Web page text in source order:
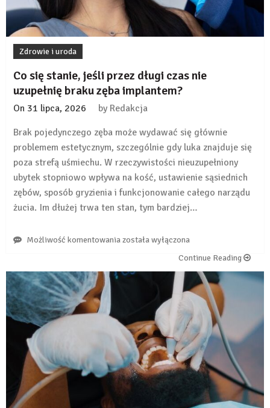
Zdrowie i uroda
Co się stanie, jeśli przez długi czas nie
uzupełnię braku zęba implantem?
On 31 lipca, 2026 by Redakcja
Brak pojedynczego zęba może wydawać się głównie
problemem estetycznym, szczególnie gdy luka znajduje się
poza strefą uśmiechu. W rzeczywistości nieuzupełniony
ubytek stopniowo wpływa na kość, ustawienie sąsiednich
zębów, sposób gryzienia i funkcjonowanie całego narządu
żucia. Im dłużej trwa ten stan, tym bardziej…
Możliwość komentowaniaCo
jeśli
nie
uzupełnię
braku
zęba
implantem?
została wyłączona
Continue Reading